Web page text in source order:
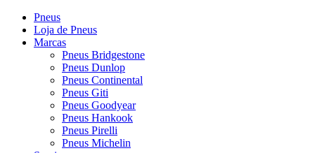
Pneus
Loja de Pneus
Marcas
Pneus Bridgestone
Pneus Dunlop
Pneus Continental
Pneus Giti
Pneus Goodyear
Pneus Hankook
Pneus Pirelli
Pneus Michelin